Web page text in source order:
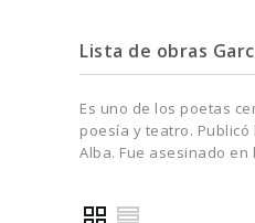
Lista de obras
Es uno de los poetas
poesía y teatro. Publicó
Alba. Fue asesinado en